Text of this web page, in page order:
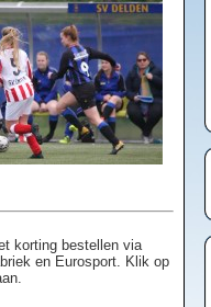
korting bestellen via
en Eurosport. Klik op